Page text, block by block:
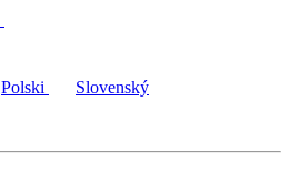
Polski Slovenský